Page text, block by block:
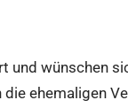
und wünschen
ehemaligen